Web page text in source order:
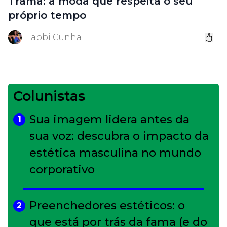
próprio tempo
Fabbi Cunha
Colunistas
1
Sua imagem lidera antes da
sua voz: descubra o impacto da
estética masculina no mundo
corporativo
2
Preenchedores estéticos: o
que está por trás da fama (e do